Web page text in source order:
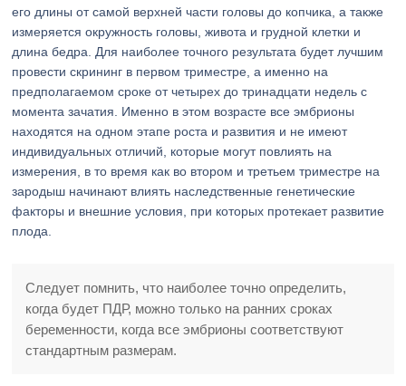
его длины от самой верхней части головы до копчика, а также
измеряется окружность головы, живота и грудной клетки и
длина бедра. Для наиболее точного результата будет лучшим
провести скрининг в первом триместре, а именно на
предполагаемом сроке от четырех до тринадцати недель с
момента зачатия. Именно в этом возрасте все эмбрионы
находятся на одном этапе роста и развития и не имеют
индивидуальных отличий, которые могут повлиять на
измерения, в то время как во втором и третьем триместре на
зародыш начинают влиять наследственные генетические
факторы и внешние условия, при которых протекает развитие
плода.
Следует помнить, что наиболее точно определить,
когда будет ПДР, можно только на ранних сроках
беременности, когда все эмбрионы соответствуют
стандартным размерам.